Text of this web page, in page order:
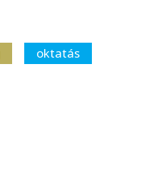
oktatás